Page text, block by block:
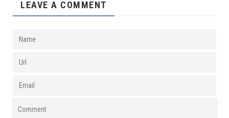
LEAVE A COMMENT